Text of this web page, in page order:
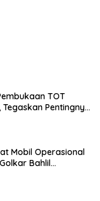
TOT
Pentingnya
Mobil Operasional
Bahlil